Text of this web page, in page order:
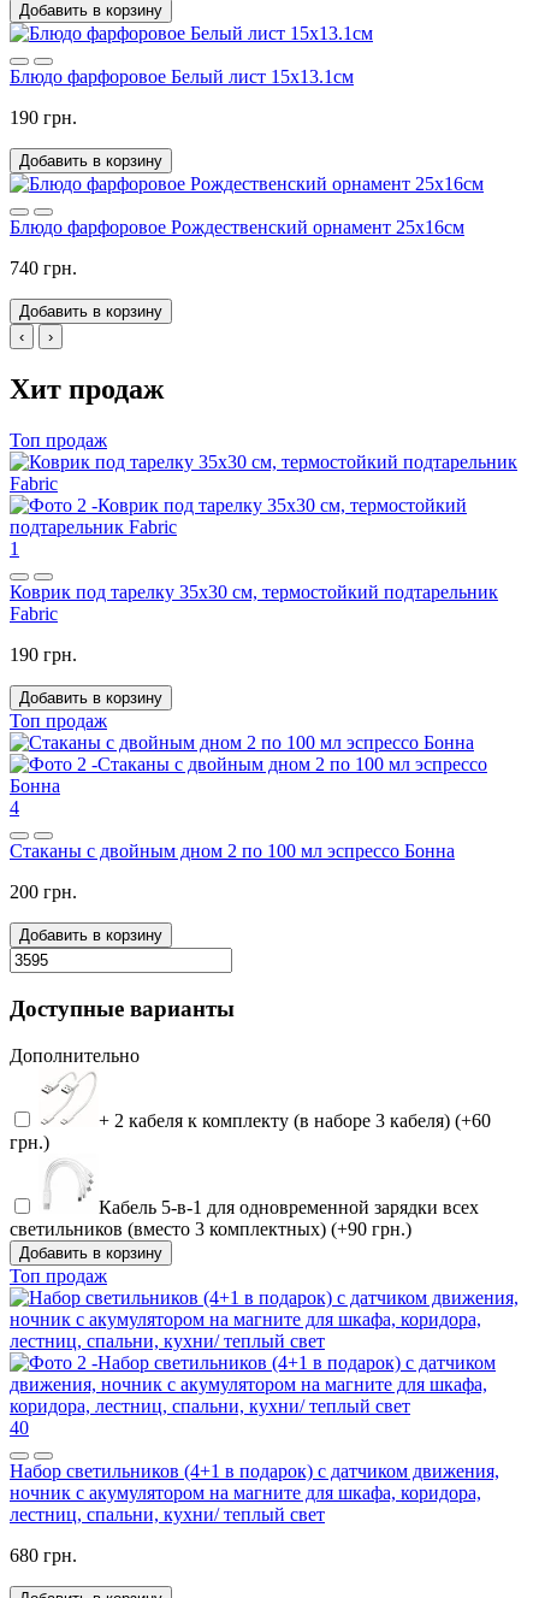
Добавить в корзину
Блюдо фарфоровое Белый лист 15х13.1см
190 грн.
Добавить в корзину
Блюдо фарфоровое Рождественский орнамент 25х16см
740 грн.
Добавить в корзину
‹
›
Хит продаж
Топ продаж
1
Коврик под тарелку 35x30 см, термостойкий подтарельник
Fabric
190 грн.
Добавить в корзину
Топ продаж
4
Стаканы с двойным дном 2 по 100 мл эспрессо Бонна
200 грн.
Добавить в корзину
Доступные варианты
Дополнительно
+ 2 кабеля к комплекту (в наборе 3 кабеля) (+60
грн.)
Кабель 5-в-1 для одновременной зарядки всех
светильников (вместо 3 комплектных) (+90 грн.)
Добавить в корзину
Топ продаж
40
Набор светильников (4+1 в подарок) с датчиком движения,
ночник с акумулятором на магните для шкафа, коридора,
лестниц, спальни, кухни/ теплый свет
680 грн.